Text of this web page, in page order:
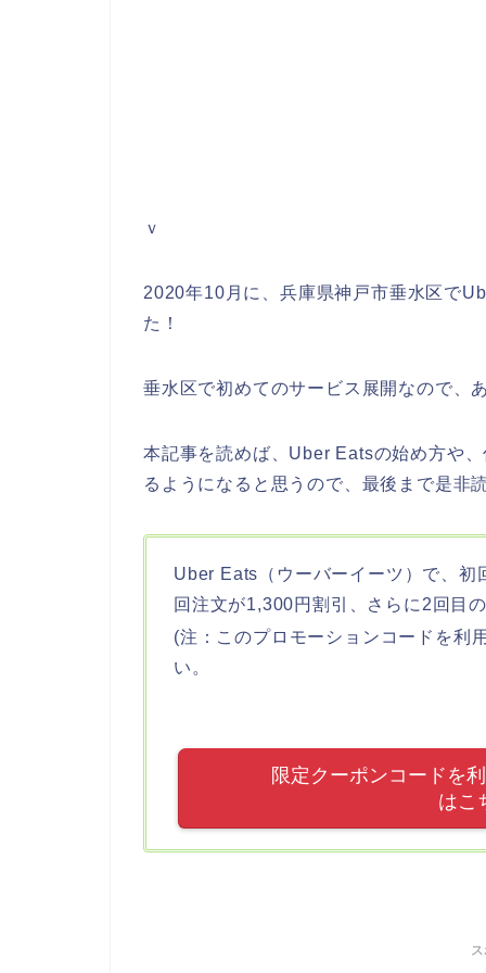
ｖ
2020年10月に、兵庫県神戸市垂水区で
た！
垂水区で初めてのサービス展開なので、
本記事を読めば、Uber Eatsの始め方や
るようになると思うので、最後まで是非
Uber Eats（ウーバーイーツ）で、
回注文が1,300円割引、さらに2回目
(注：このプロモーションコードを利
い。
限定クーポンコードを
はこ